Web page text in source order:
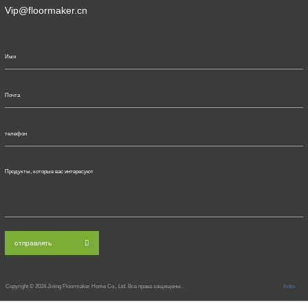
Vip@floormaker.cn
отправлять
Copyright © 2024 Jining Floormaker Home Co., Ltd. Все права защищены. Index